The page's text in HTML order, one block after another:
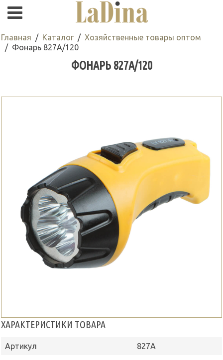
Главная Каталог
Хозяйственные товары оптом
Фонарь 827А/120
ФОНАРЬ 827А/120
ХАРАКТЕРИСТИКИ ТОВАРА
Артикул 827А